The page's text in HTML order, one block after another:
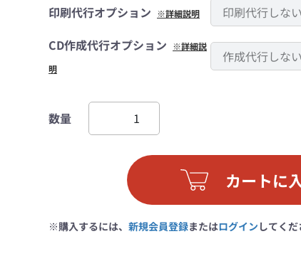
印刷代行オプション ※詳細説明
CD作成代行オプション ※詳細説
明
数量
カートに
※購入するには、 新規会員登録またはログイン してく